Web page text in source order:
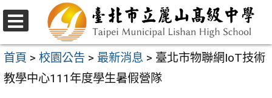
跳
至
主
要
選
單
首頁 > 校園公告 > 最新消息 > 臺北市物聯網IoT技術
教學中心111年度學生暑假營隊